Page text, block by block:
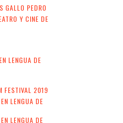
GALLO PEDRO
Y CINE DE
LENGUA DE
FESTIVAL 2019
LENGUA DE
LENGUA DE